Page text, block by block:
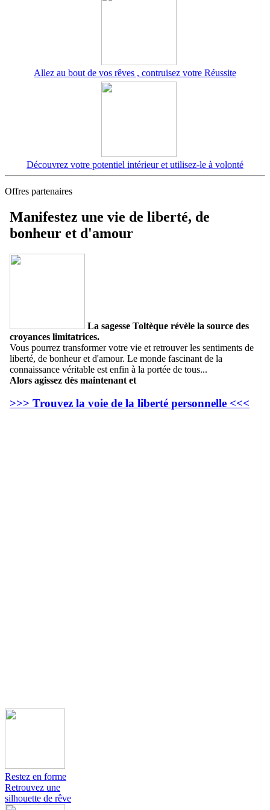
Allez au bout de vos rêves , contruisez votre Réussite
Découvrez votre potentiel intérieur et utilisez-le à volonté
Offres partenaires
Manifestez une vie de liberté, de
bonheur et d'amour
La sagesse Toltèque révèle la source des
croyances limitatrices.
Vous pourrez transformer votre vie et retrouver les sentiments de
liberté, de bonheur et d'amour. Le monde fascinant de la
connaissance véritable est enfin à la portée de tous...
Alors agissez dès maintenant et
>>> Trouvez la voie de la liberté personnelle <<<
Restez en forme
Retrouvez une
silhouette de rêve